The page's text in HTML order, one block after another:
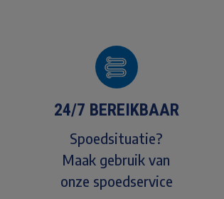
24/7 BEREIKBAAR
Spoedsituatie?
Maak gebruik van
onze spoedservice